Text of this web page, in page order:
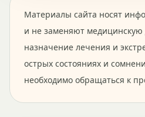
Материалы сайта носят
и не заменяют медицинскую
назначение лечения и
острых состояниях и
необходимо обращаться к